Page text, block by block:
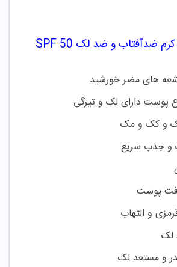
ویژگی های اصلی کرم ضدآفتاب و ضد لک SPF 50
اشعه های مضر خورشید
پوست دارای لک و تیرگی
و کک و مک
و جذب سریع
پوست
و التهاب
لک
و مستعد لک